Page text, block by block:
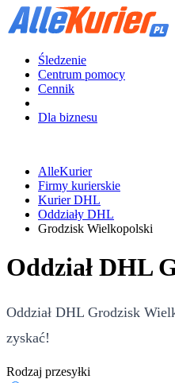
Śledzenie
Centrum pomocy
Cennik
Dla biznesu
AlleKurier
Firmy kurierskie
Kurier DHL
Oddziały DHL
Grodzisk Wielkopolski
Oddział DHL
Oddział DHL Grodzisk
zyskać!
Rodzaj przesyłki